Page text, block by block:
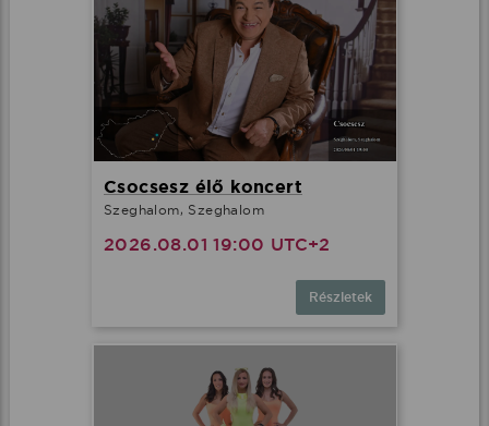
Csocsesz élő koncert
Szeghalom, Szeghalom
2026.08.01 19:00 UTC+2
Részletek